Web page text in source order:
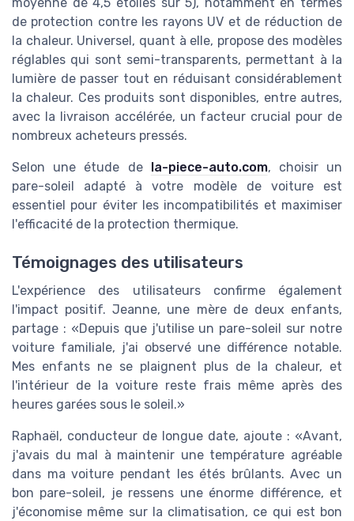
de protection contre les rayons UV et de réduction de
la chaleur. Universel, quant à elle, propose des modèles
réglables qui sont semi-transparents, permettant à la
lumière de passer tout en réduisant considérablement
la chaleur. Ces produits sont disponibles, entre autres,
avec la livraison accélérée, un facteur crucial pour de
nombreux acheteurs pressés.
Selon une étude de la-piece-auto.com, choisir un
pare-soleil adapté à votre modèle de voiture est
essentiel pour éviter les incompatibilités et maximiser
l'efficacité de la protection thermique.
Témoignages des utilisateurs
L'expérience des utilisateurs confirme également
l'impact positif. Jeanne, une mère de deux enfants,
partage :
Depuis que j'utilise un pare-soleil sur notre
voiture familiale, j'ai observé une différence notable.
Mes enfants ne se plaignent plus de la chaleur, et
l'intérieur de la voiture reste frais même après des
heures garées sous le soleil.
Raphaël, conducteur de longue date, ajoute :
Avant,
j'avais du mal à maintenir une température agréable
dans ma voiture pendant les étés brûlants. Avec un
bon pare-soleil, je ressens une énorme différence, et
j'économise même sur la climatisation, ce qui est bon